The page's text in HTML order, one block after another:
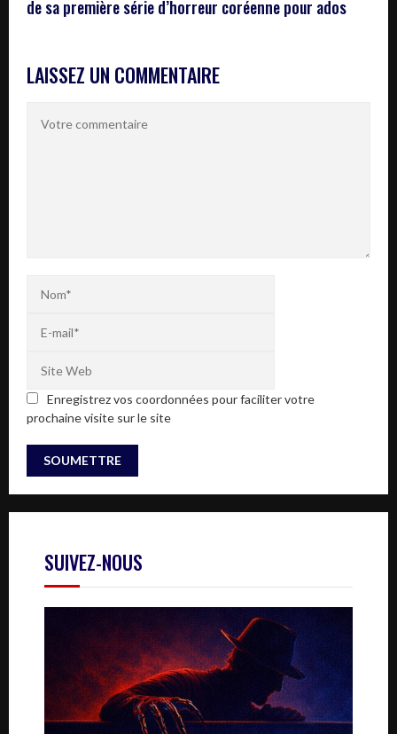
de sa première série d’horreur coréenne pour ados
LAISSEZ UN COMMENTAIRE
Enregistrez vos coordonnées pour faciliter votre
prochaine visite sur le site
SUIVEZ-NOUS